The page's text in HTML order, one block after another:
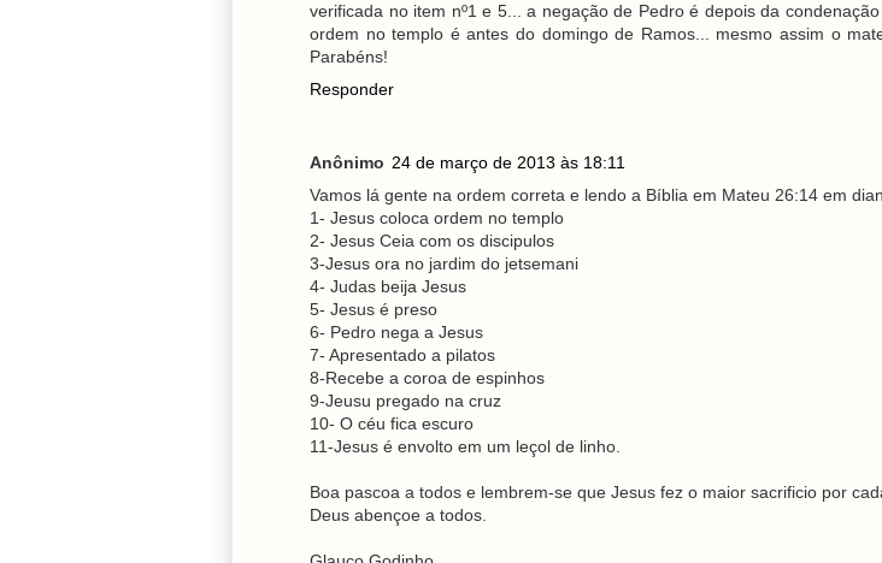
verificada no item nº1 e 5... a negação de Pedro é depois da
ordem no templo é antes do domingo de Ramos... mesmo assim o
Parabéns!
Responder
Anônimo 24 de março de 2013 às 18:11
Vamos lá gente na ordem correta e lendo a Bíblia em Mateu 26:14 em
1- Jesus coloca ordem no templo
2- Jesus Ceia com os discipulos
3-Jesus ora no jardim do jetsemani
4- Judas beija Jesus
5- Jesus é preso
6- Pedro nega a Jesus
7- Apresentado a pilatos
8-Recebe a coroa de espinhos
9-Jeusu pregado na cruz
10- O céu fica escuro
11-Jesus é envolto em um leçol de linho.
Boa pascoa a todos e lembrem-se que Jesus fez o maior sacrificio por
Deus abençoe a todos.